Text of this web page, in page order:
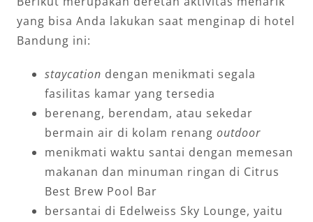
yang bisa Anda lakukan saat menginap di hotel
Bandung ini:
staycation dengan menikmati segala
fasilitas kamar yang tersedia
berenang, berendam, atau sekedar
bermain air di kolam renang outdoor
menikmati waktu santai dengan memesan
makanan dan minuman ringan di Citrus
Best Brew Pool Bar
bersantai di Edelweiss Sky Lounge, yaitu